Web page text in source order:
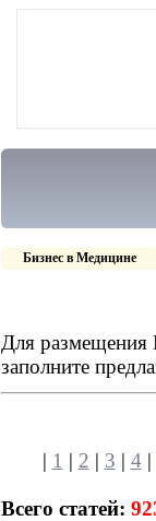
Бизнес в Медицине
Для размещения
заполните
| 1 | 2 | 3 | 4|
Всего статей: